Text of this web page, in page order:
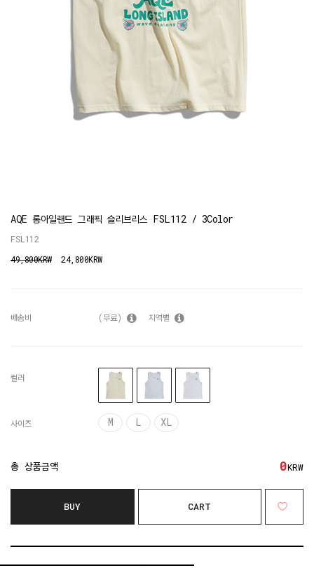
AQE 롱아일랜드 그래픽 슬리브리스 FSL112 / 3Color
FSL112
49,800KRW
24,800KRW
배송비 (무료) 지역별
컬러
사이즈 M L XL
총 상품금액 0KRW
BUY CART